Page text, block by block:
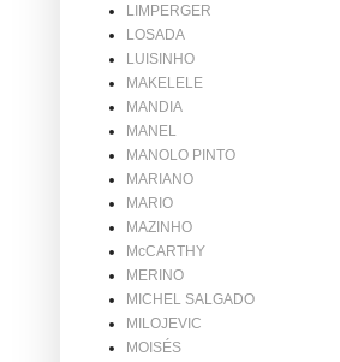
LIMPERGER
LOSADA
LUISINHO
MAKELELE
MANDIA
MANEL
MANOLO PINTO
MARIANO
MARIO
MAZINHO
McCARTHY
MERINO
MICHEL SALGADO
MILOJEVIC
MOISÉS